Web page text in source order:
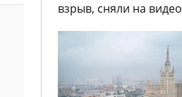
взрыв, сняли на видео